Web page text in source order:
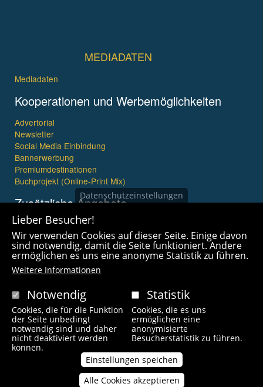
MEDIADATEN
Mediadaten
Kooperationen und Werbemöglichkeiten
Advertorial
Newsletter
Social Media Einbindung
Bannerwerbung
Premiumdestinationen
Buchprojekt (Online-Print Mix)
Zusätzliche Angebote
Imagefilme und mehr
360° x 360° Fotografie
Copyright © 2021 wanderfreak.de. Alle Rechte vorbehalten.
Fußzeilenmenü
Kontakt Impressum Links Unsere Autoren
Datenschutzeinstellungen
Lieber Besucher!
Wir verwenden Cookies auf dieser Seite. Einige davon
sind notwendig, damit die Seite funktioniert. Andere
ermöglichen es uns eine anonyme Statistik zu führen.
Weitere Informationen
Notwendig
Cookies, die für die Funktion
der Seite unbedingt
notwendig sind und daher
nicht deaktiviert werden
können.
Statistik
Cookies, die es uns
ermöglichen eine
anonymisierte
Besucherstatistik zu führen.
Einstellungen speichen
Alle Cookies akzeptieren